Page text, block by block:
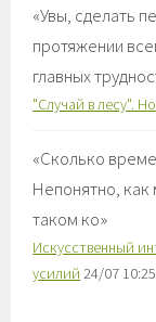
«Увы, сделать
протяжении
главных
"Случай в лесу".
«Сколько
Непонятно, как
таком ко»
Искусственный
усилий 24/07 10:25